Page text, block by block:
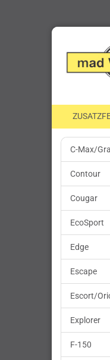
C-Max/
Contour
Cougar
EcoSport
Edge
Escape
Escort/
Explorer
F-150